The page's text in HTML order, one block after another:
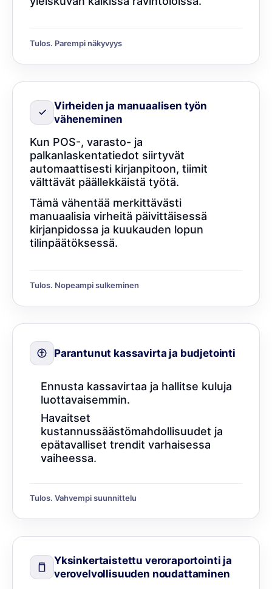
Tulos. Parempi näkyvyys
Virheiden ja manuaalisen työn
väheneminen
Kun POS-, varasto- ja
palkanlaskentatiedot siirtyvät
automaattisesti kirjanpitoon, tiimit
välttävät päällekkäistä työtä.
Tämä vähentää merkittävästi
manuaalisia virheitä päivittäisessä
kirjanpidossa ja kuukauden lopun
tilinpäätöksessä.
Tulos. Nopeampi sulkeminen
Parantunut kassavirta ja budjetointi
Ennusta kassavirtaa ja hallitse kuluja
luottavaisemmin.
Havaitset
kustannussäästömahdollisuudet ja
epätavalliset trendit varhaisessa
vaiheessa.
Tulos. Vahvempi suunnittelu
Yksinkertaistettu veroraportointi ja
verovelvollisuuden noudattaminen